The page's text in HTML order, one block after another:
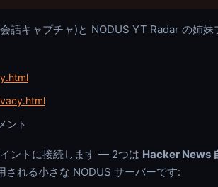
話キャプチャ)と NODUS YT Radar の姉
ント
ントに接続します — 2つは Hacker News
される小さな NODUS サーバーです: